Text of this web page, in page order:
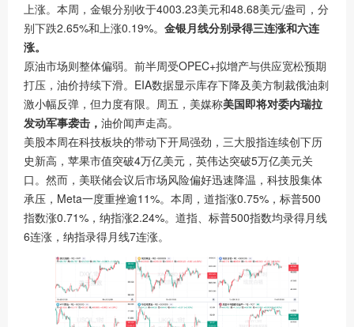
上涨。本周，金银分别收于4003.23美元和48.68美元/盎司，分
别下跌2.65%和上涨0.19%。 金银月线分别录得三连涨和六连
涨。
原油市场则整体偏弱。前半周受OPEC+拟增产与供应宽松预期
打压，油价持续下滑。EIA数据显示库存下降及美方制裁俄油刺
激小幅反弹，但力度有限。周五，美媒称美国即将对委内瑞拉
发动军事袭击， 油价闻声走高。
美股本周在科技板块的带动下开局强劲，三大股指连续创下历
史新高，苹果市值突破4万亿美元，英伟达突破5万亿美元关
口。然而，美联储会议后市场风险偏好迅速降温，科技股集体
承压，Meta一度重挫逾11%。本周，道指涨0.75%，标普500
指数涨0.71%，纳指涨2.24%。道指、标普500指数均录得月线
6连涨，纳指录得月线7连涨。